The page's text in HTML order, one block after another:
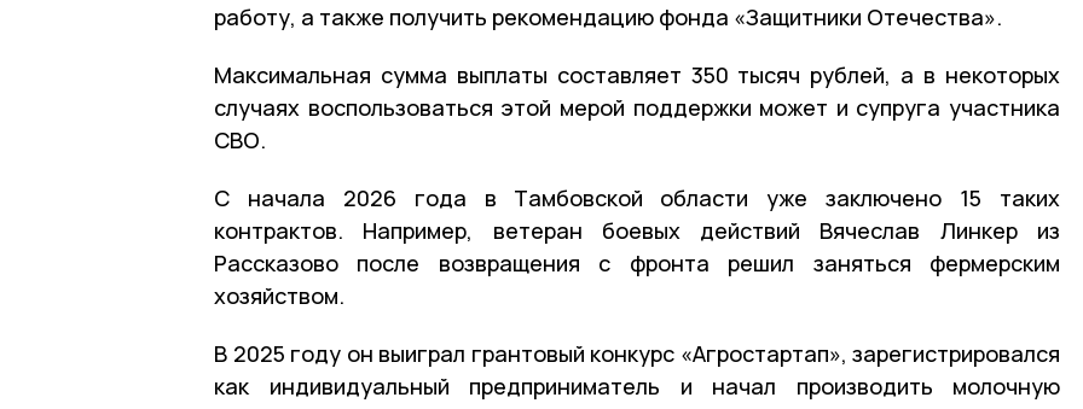
работу, а также получить рекомендацию фонда «Защитники Отечества».
Максимальная сумма выплаты составляет 350 тысяч рублей, а в некоторых
случаях воспользоваться этой мерой поддержки может и супруга участника
СВО.
С начала 2026 года в Тамбовской области уже заключено 15 таких
контрактов. Например, ветеран боевых действий Вячеслав Линкер из
Рассказово после возвращения с фронта решил заняться фермерским
хозяйством.
В 2025 году он выиграл грантовый конкурс «Агростартап», зарегистрировался
как индивидуальный предприниматель и начал производить молочную